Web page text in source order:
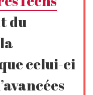
du
celui-ci